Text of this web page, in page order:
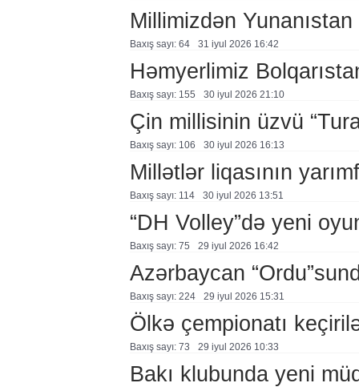
Millimizdən
Baxış sayı: 64 31 i̇yul 2026 16:42
Həmyerlimiz
Baxış sayı: 155 30 i̇yul 2026 21:10
Çin millisinin üzvü
Baxış sayı: 106 30 i̇yul 2026 16:13
Millətlər liqasının
Baxış sayı: 114 30 i̇yul 2026 13:51
“DH Volley”də yeni
Baxış sayı: 75 29 i̇yul 2026 16:42
Azərbaycan
Baxış sayı: 224 29 i̇yul 2026 15:31
Ölkə çempionatı
Baxış sayı: 73 29 i̇yul 2026 10:33
Bakı klubunda yeni